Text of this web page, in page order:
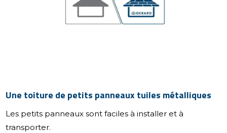
Une toiture de petits panneaux tuiles métalliques
Les petits panneaux sont faciles à installer et à
transporter.